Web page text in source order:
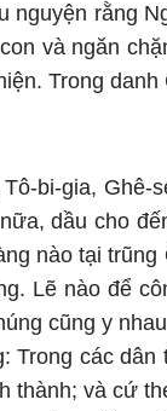
nguyện rằng
và ngăn
Trong danh
bi-gia,
dầu cho
nào tại
Lẽ nào để
cũng y
Trong các
thành; và cứ